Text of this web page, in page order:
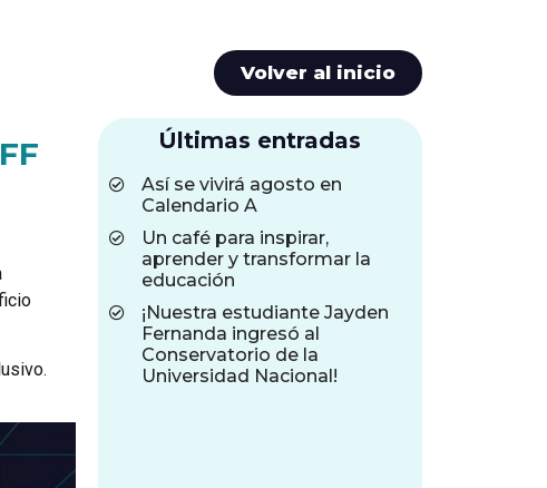
Volver al inicio
Últimas entradas
Así se vivirá agosto en
Calendario A
Un café para inspirar,
aprender y transformar la
educación
¡Nuestra estudiante Jayden
Fernanda ingresó al
Conservatorio de la
Universidad Nacional!